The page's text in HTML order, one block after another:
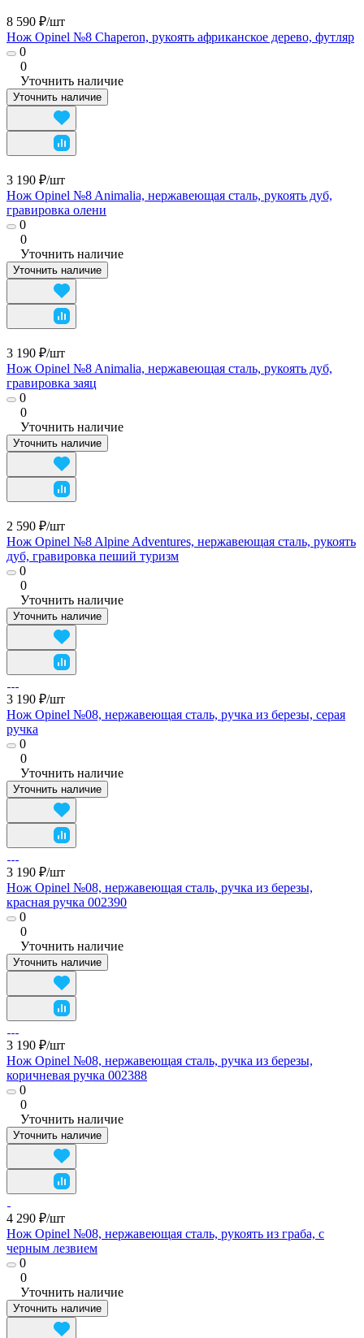
8 590 ₽/шт
Нож Opinel №8 Chaperon, рукоять африканское дерево, футляр
0
0
Уточнить наличие
Уточнить наличие
3 190 ₽/шт
Нож Opinel №8 Animalia, нержавеющая сталь, рукоять дуб,
гравировка олени
0
0
Уточнить наличие
Уточнить наличие
3 190 ₽/шт
Нож Opinel №8 Animalia, нержавеющая сталь, рукоять дуб,
гравировка заяц
0
0
Уточнить наличие
Уточнить наличие
2 590 ₽/шт
Нож Opinel №8 Alpine Adventures, нержавеющая сталь, рукоять
дуб, гравировка пеший туризм
0
0
Уточнить наличие
Уточнить наличие
3 190 ₽/шт
Нож Opinel №08, нержавеющая сталь, ручка из березы, серая
ручка
0
0
Уточнить наличие
Уточнить наличие
3 190 ₽/шт
Нож Opinel №08, нержавеющая сталь, ручка из березы,
красная ручка 002390
0
0
Уточнить наличие
Уточнить наличие
3 190 ₽/шт
Нож Opinel №08, нержавеющая сталь, ручка из березы,
коричневая ручка 002388
0
0
Уточнить наличие
Уточнить наличие
4 290 ₽/шт
Нож Opinel №08, нержавеющая сталь, рукоять из граба, с
черным лезвием
0
0
Уточнить наличие
Уточнить наличие